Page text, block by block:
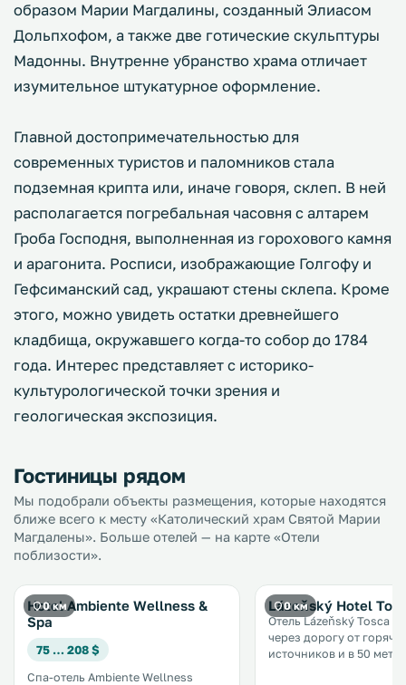
образом Марии Магдалины, созданный Элиасом
Дольпхофом, а также две готические скульптуры
Мадонны. Внутренне убранство храма отличает
изумительное штукатурное оформление.
Главной достопримечательностью для
современных туристов и паломников стала
подземная крипта или, иначе говоря, склеп. В ней
располагается погребальная часовня с алтарем
Гроба Господня, выполненная из горохового камня
и арагонита. Росписи, изображающие Голгофу и
Гефсиманский сад, украшают стены склепа. Кроме
этого, можно увидеть остатки древнейшего
кладбища, окружавшего когда-то собор до 1784
года. Интерес представляет с историко-
культурологической точки зрения и
геологическая экспозиция.
Гостиницы рядом
Мы подобрали объекты размещения, которые находятся
ближе всего к месту «Католический храм Святой Марии
Магдалены». Больше отелей — на карте «Отели
поблизости».
0 км
Hotel Ambiente Wellness &
Spa
75 … 208 $
Спа-отель Ambiente Wellness
0 км
Lázeňský Hotel
Отель Lázeňský Tosca
через дорогу от
источников и в 50